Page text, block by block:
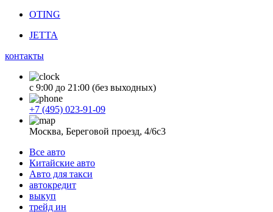
OTING
JETTA
контакты
с 9:00 до 21:00 (без выходных)
+7 (495) 023-91-09
Москва, Береговой проезд, 4/6с3
Все авто
Китайские авто
Авто для такси
автокредит
выкуп
трейд ин